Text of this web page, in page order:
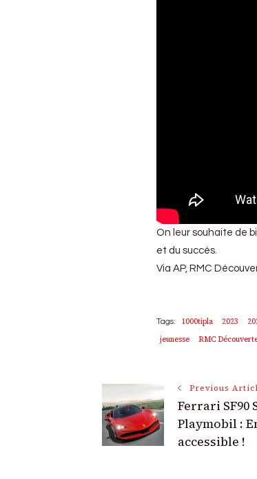
On leur souhaite de
et du succès.
Via AP, RMC
Tags: 1000tipla 2023
jeunesse
RMC
Post
Navigation
Previous
Ferrari SF90
Playmobil :
accessible !